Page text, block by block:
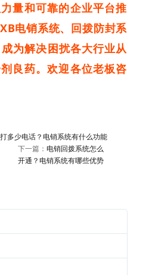
量和可靠的企业平台推
电销系统、回拨防封系
为解决困扰各大行业从
良药。欢迎各位老板咨
多少电话？电销系统有什么功能
下一篇： 电销回拨系统怎么
开通？电销系统有哪些优势